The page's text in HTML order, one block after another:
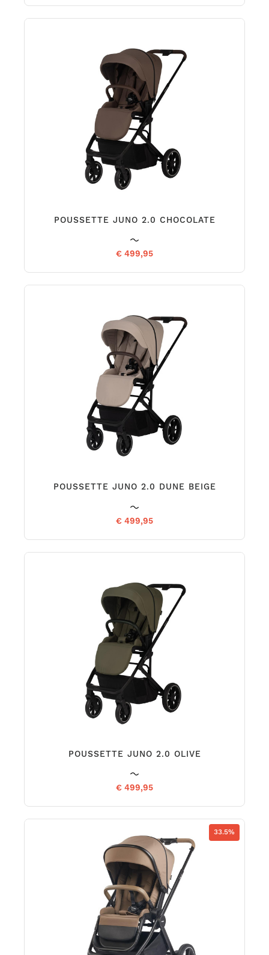
POUSSETTE JUNO 2.0 CHOCOLATE
€ 499,95
POUSSETTE JUNO 2.0 DUNE BEIGE
€ 499,95
POUSSETTE JUNO 2.0 OLIVE
€ 499,95
33.5%